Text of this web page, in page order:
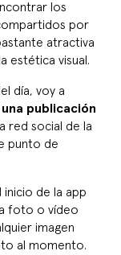
los
por
atractiva
estética visual.
día, voy a
publicación
red social de la
punto de
inicio de la app
foto o vídeo
imagen
al momento.